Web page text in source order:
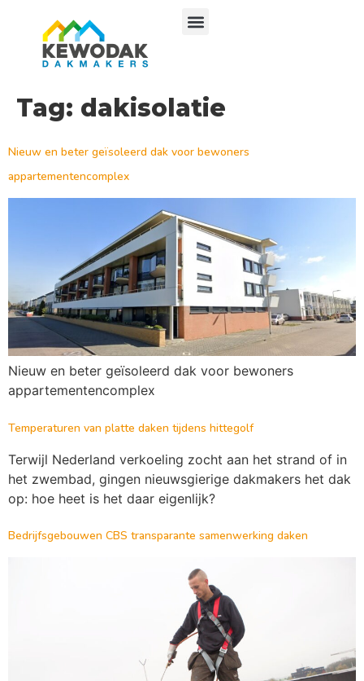
Tag: dakisolatie
Nieuw en beter geïsoleerd dak voor bewoners
appartementencomplex
Nieuw en beter geïsoleerd dak voor bewoners
appartementencomplex
Temperaturen van platte daken tijdens hittegolf
Terwijl Nederland verkoeling zocht aan het strand of in
het zwembad, gingen nieuwsgierige dakmakers het dak
op: hoe heet is het daar eigenlijk?
Bedrijfsgebouwen CBS transparante samenwerking daken